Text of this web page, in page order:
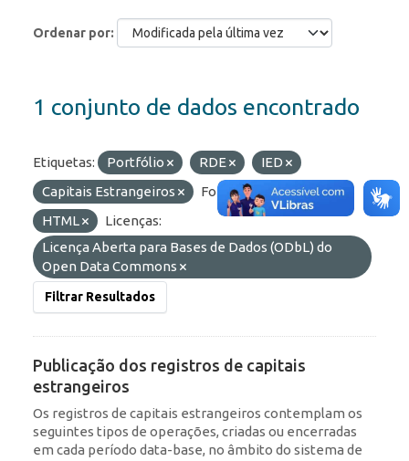
Ordenar por
1 conjunto de dados encontrado
Etiquetas: Portfólio RDE
IED
Capitais Estrangeiros
Formatos:
JSON
HTML
Licenças:
Licença Aberta para Bases de Dados (ODbL) do
Open Data Commons
Filtrar Resultados
Publicação dos registros de capitais
estrangeiros
Os registros de capitais estrangeiros contemplam os
seguintes tipos de operações, criadas ou encerradas
em cada período data-base, no âmbito do sistema de